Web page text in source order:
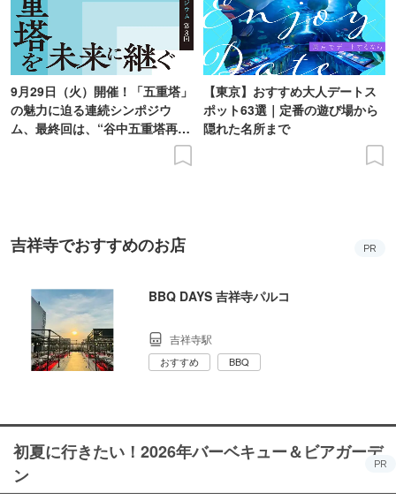
9月29日（火）開催！「五重塔」
の魅力に迫る連続シンポジウ
ム、最終回は、“谷中五重塔再建
【東京】おすすめ大人デートス
ポット63選｜定番の遊び場から
隠れた名所まで
吉祥寺でおすすめのお店 PR
BBQ DAYS 吉祥寺パルコ
吉祥寺駅
おすすめ BBQ
初夏に行きたい！2026年バーベキュー＆ビアガーデ
ン
PR